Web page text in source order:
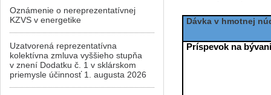
Dávka v hmotnej
Príspevok na
Oznámenie o nereprezentatívnej
KZVS v energetike
Uzatvorená reprezentatívna
kolektívna zmluva vyššieho stupňa
v znení Dodatku č. 1 v sklárskom
priemysle účinnosť 1. augusta 2026